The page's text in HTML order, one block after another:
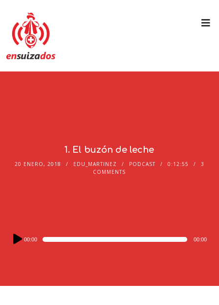
1. El buzón de leche
20 ENERO, 2018 EDU_MARTINEZ PODCAST 0:12:55
3
COMMENTS
Audio
Player
00:00 00:00